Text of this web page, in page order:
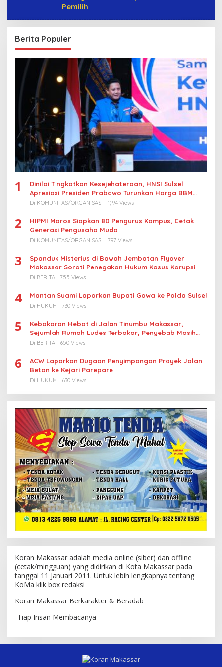
Pemilih
Berita Populer
1
Dinilai Tingkatkan Kesejehateraan, HNSI Sulsel
Apresiasi Presiden Prabowo Turunkan Harga BBM
Nelayan
Di KOMUNITAS/ORGANISASI 1,194 Views
2
HIPMI Maros Siapkan 80 Pengurus Kampus, Cetak
Generasi Pengusaha Muda
Di KOMUNITAS/ORGANISASI 797 Views
3
Spanduk Misterius di Bawah Jembatan Flyover
Makassar Soroti Penegakan Hukum Kasus Korupsi
Di BERITA 755 Views
4 Mantan Suami Laporkan Bupati Gowa ke Polda Sulsel
Di HUKUM 730 Views
5
Kebakaran Hebat di Jalan Tinumbu Makassar,
Sejumlah Rumah Ludes Terbakar, Penyebab Masih
Diselidiki
Di BERITA 650 Views
6
ACW Laporkan Dugaan Penyimpangan Proyek Jalan
Beton ke Kejari Parepare
Di HUKUM 630 Views
Koran Makassar adalah media online (siber) dan offline
(cetak/mingguan) yang didirikan di Kota Makassar pada
tanggal 11 Januari 2011. Untuk lebih lengkapnya tentang
KoMa klik box redaksi
Koran Makassar Berkarakter & Beradab
-Tiap Insan Membacanya-